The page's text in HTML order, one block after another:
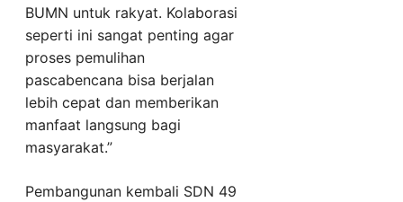
BUMN untuk rakyat. Kolaborasi
seperti ini sangat penting agar
proses pemulihan
pascabencana bisa berjalan
lebih cepat dan memberikan
manfaat langsung bagi
masyarakat.”
Pembangunan kembali SDN 49